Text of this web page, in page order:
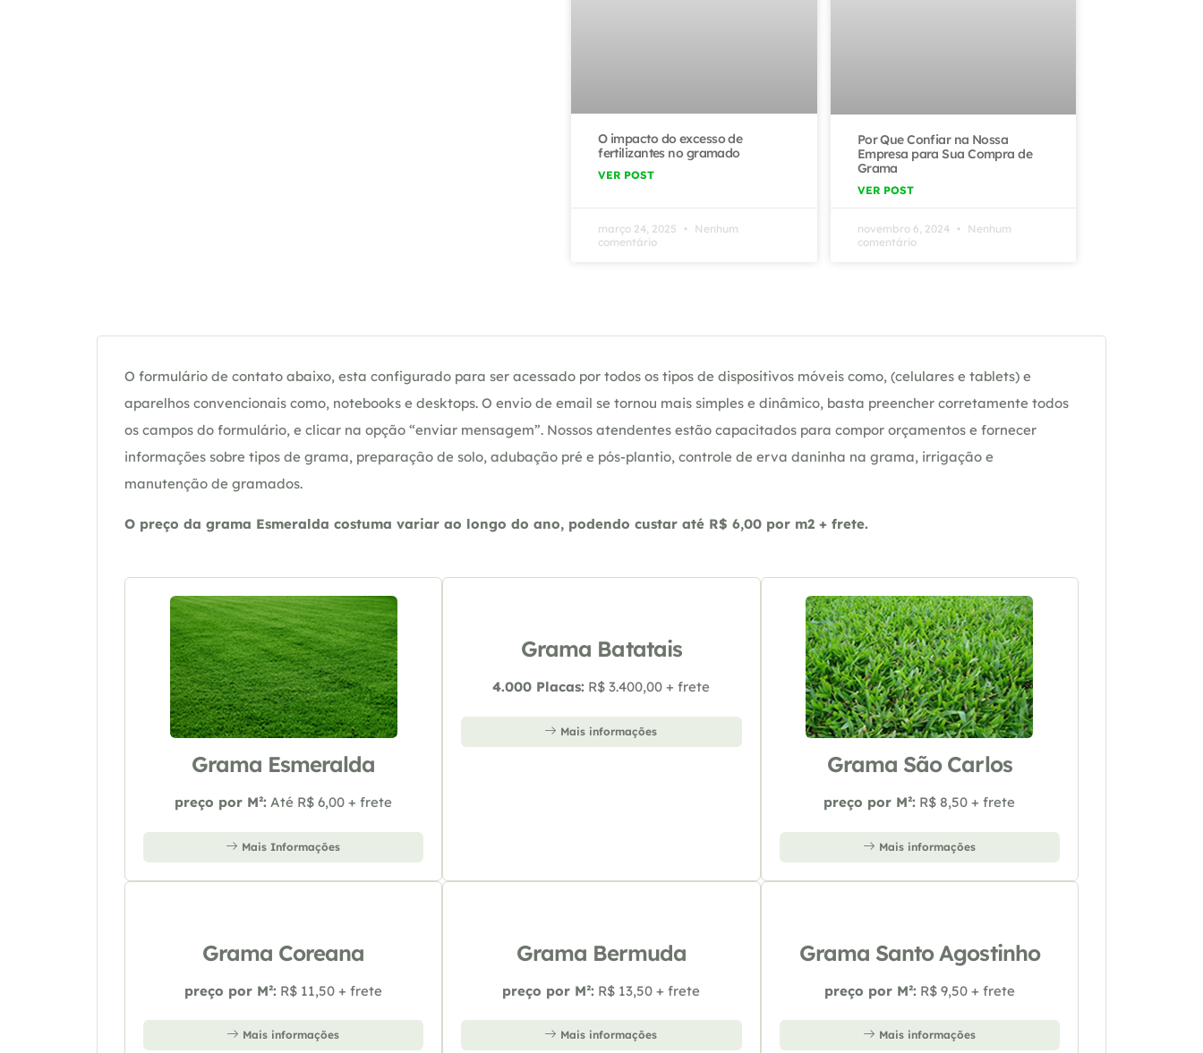
O impacto do excesso de
fertilizantes no gramado
VER POST
março 24, 2025
Nenhum
comentário
Por Que Confiar na Nossa
Empresa para Sua Compra de
Grama
VER POST
novembro 6, 2024
Nenhum
comentário
O formulário de contato abaixo, esta configurado para ser acessado por todos os tipos de dispositivos móveis como, (celulares e tablets) e
aparelhos convencionais como, notebooks e desktops. O envio de email se tornou mais simples e dinâmico, basta preencher corretamente todos
os campos do formulário, e clicar na opção “enviar mensagem”. Nossos atendentes estão capacitados para compor orçamentos e fornecer
informações sobre tipos de grama, preparação de solo, adubação pré e pós-plantio, controle de erva daninha na grama, irrigação e
manutenção de gramados.
O preço da grama Esmeralda costuma variar ao longo do ano, podendo custar até R$ 6,00 por m2 + frete.
Grama Esmeralda
preço por M²: Até R$ 6,00 + frete
Mais Informações
Grama Batatais
4.000 Placas: R$ 3.400,00 + frete
Mais informações
Grama São Carlos
preço por M²: R$ 8,50 + frete
Mais informações
Grama Coreana
preço por M²: R$ 11,50 + frete
Mais informações
Grama Bermuda
preço por M²: R$ 13,50 + frete
Mais informações
Grama Santo Agostinho
preço por M²: R$ 9,50 + frete
Mais informações